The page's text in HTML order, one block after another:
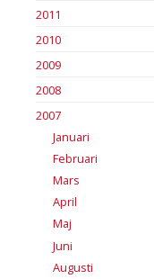
2011
2010
2009
2008
2007
Januari
Februari
Mars
April
Maj
Juni
Augusti